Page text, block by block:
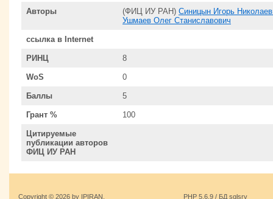
Авторы (ФИЦ ИУ РАН) Синицын Игорь
Ушмаев Олег Станиславович
ссылка в Internet
РИНЦ 8
WoS 0
Баллы 5
Грант % 100
Цитируемые
публикации авторов
ФИЦ ИУ РАН
Copyright © 2026 by IPIRAN.
PHP 5.6.9 / БД sqlsrv